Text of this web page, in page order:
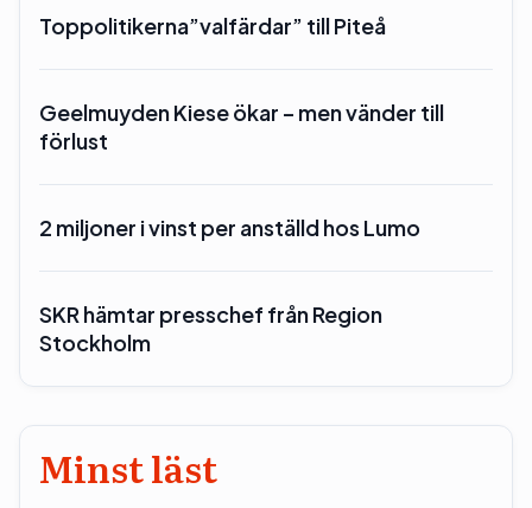
Toppolitikerna”valfärdar” till Piteå
Geelmuyden Kiese ökar – men vänder till
förlust
2 miljoner i vinst per anställd hos Lumo
SKR hämtar presschef från Region
Stockholm
Minst läst